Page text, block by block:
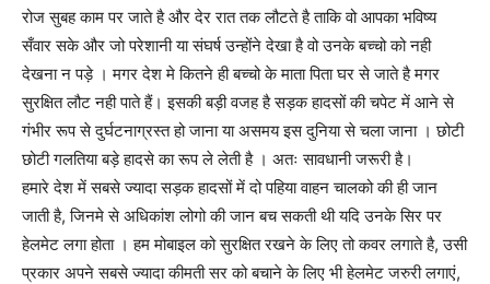
रोज सुबह काम पर जाते है और देर रात तक लौटते है ताकि वो आपका भविष्य
सँवार सके और जो परेशानी या संघर्ष उन्होंने देखा है वो उनके बच्चो को नही
देखना न पड़े । मगर देश मे कितने ही बच्चो के माता पिता घर से जाते है मगर
सुरक्षित लौट नही पाते हैं। इसकी बड़ी वजह है सड़क हादसों की चपेट में आने से
गंभीर रूप से दुर्घटनाग्रस्त हो जाना या असमय इस दुनिया से चला जाना । छोटी
छोटी गलतिया बड़े हादसे का रूप ले लेती है । अतः सावधानी जरूरी है।
हमारे देश में सबसे ज्यादा सड़क हादसों में दो पहिया वाहन चालको की ही जान
जाती है, जिनमे से अधिकांश लोगो की जान बच सकती थी यदि उनके सिर पर
हेलमेट लगा होता । हम मोबाइल को सुरक्षित रखने के लिए तो कवर लगाते है, उसी
प्रकार अपने सबसे ज्यादा कीमती सर को बचाने के लिए भी हेलमेट जरुरी लगाएं,